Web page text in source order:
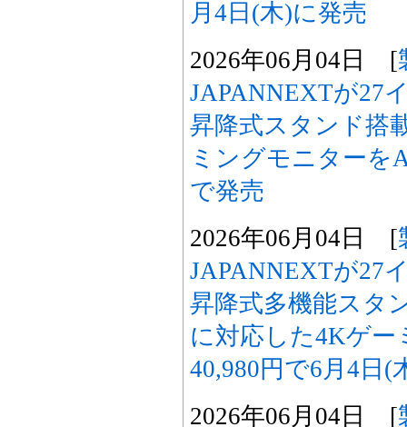
月4日(木)に発売
2026年06月04日 [
JAPANNEXTが27
昇降式スタンド搭
ミングモニターを
で発売
2026年06月04日 [
JAPANNEXTが27
昇降式多機能スタ
に対応した4Kゲ
40,980円で6月4日(
2026年06月04日 [